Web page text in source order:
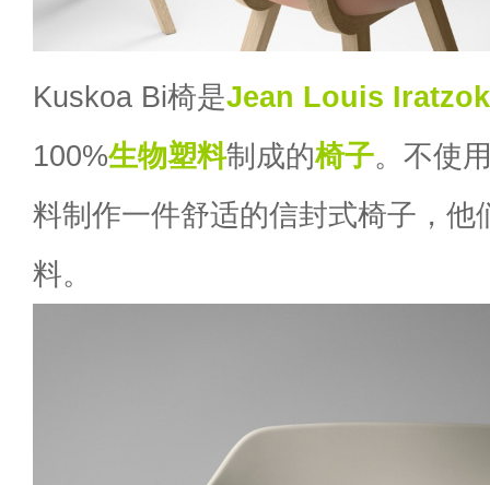
Kuskoa Bi椅是Jean Louis
100%生物塑料制成的椅子。不使
料制作一件舒适的信封式椅子，他
料。